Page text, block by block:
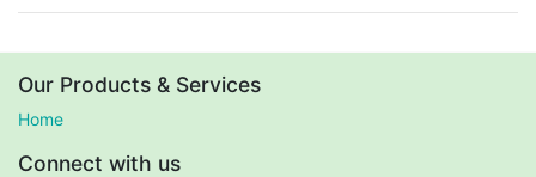
Our Products & Services
Home
Connect with us